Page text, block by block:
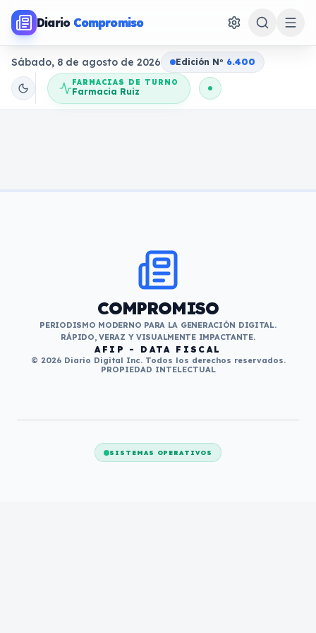
Diario Compromiso
Sábado, 8 de agosto de 2026 Edición No 6.400
FARMACIAS DE TURNO
Farmacia Ruiz
COMPROMISO
PERIODISMO MODERNO PARA LA GENERACIÓN DIGITAL.
RÁPIDO, VERAZ Y VISUALMENTE IMPACTANTE.
AFIP - DATA FISCAL
© 2026 Diario Digital Inc. Todos los derechos reservados.
PROPIEDAD INTELECTUAL
SISTEMAS OPERATIVOS